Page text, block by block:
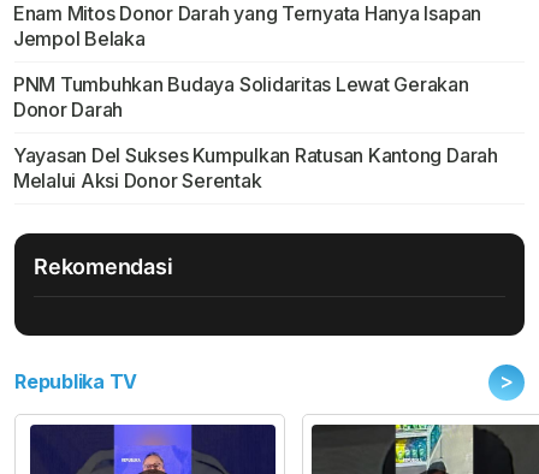
Enam Mitos Donor Darah yang Ternyata Hanya Isapan
Jempol Belaka
PNM Tumbuhkan Budaya Solidaritas Lewat Gerakan
Donor Darah
Yayasan Del Sukses Kumpulkan Ratusan Kantong Darah
Melalui Aksi Donor Serentak
Rekomendasi
Republika TV >